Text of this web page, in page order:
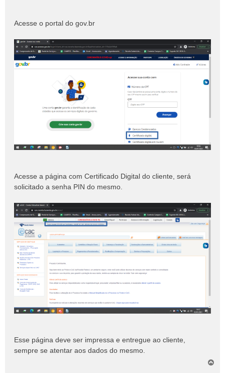
Acesse o portal do gov.br
Acesse a página com Certificado Digital do cliente, será
solicitado a senha PIN do mesmo.
Esse página deve ser impressa e entregue ao cliente,
sempre se atentar aos dados do mesmo.